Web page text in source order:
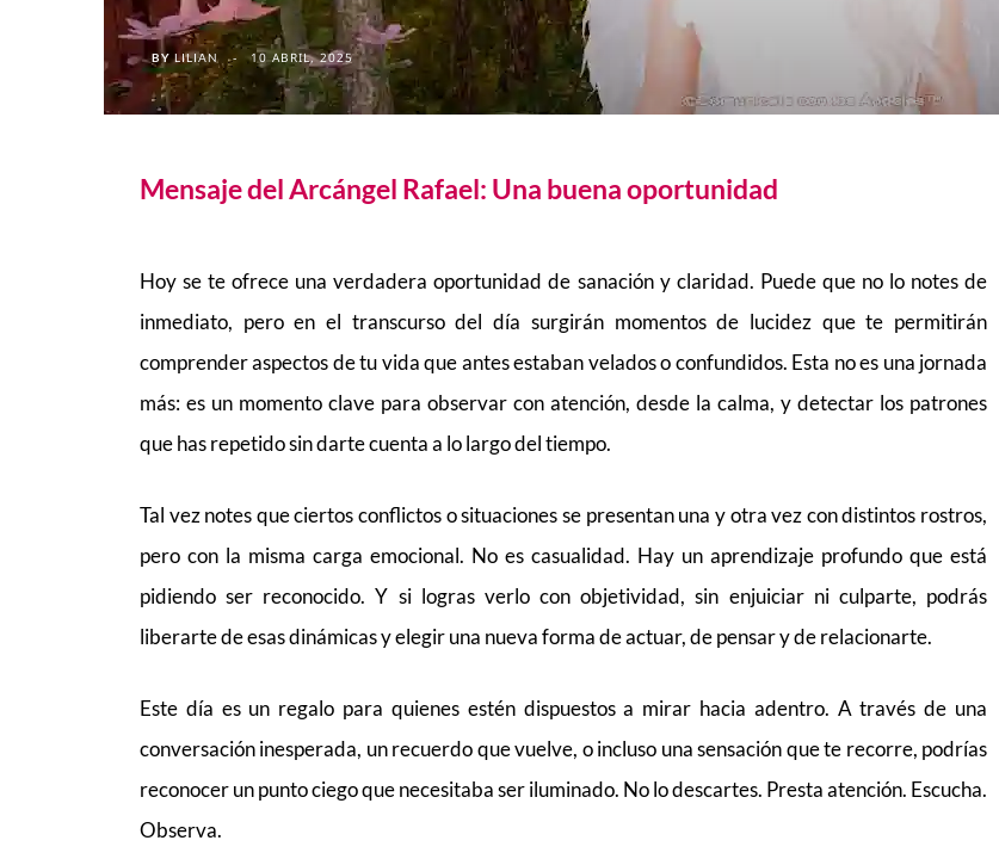
BY LILIAN 10 ABRIL, 2025
Mensaje del Arcángel Rafael: Una buena oportunidad
Hoy se te ofrece una verdadera oportunidad de sanación y claridad. Puede que no lo notes de
inmediato, pero en el transcurso del día surgirán momentos de lucidez que te permitirán
comprender aspectos de tu vida que antes estaban velados o confundidos. Esta no es una jornada
más: es un momento clave para observar con atención, desde la calma, y detectar los patrones
que has repetido sin darte cuenta a lo largo del tiempo.
Tal vez notes que ciertos conflictos o situaciones se presentan una y otra vez con distintos rostros,
pero con la misma carga emocional. No es casualidad. Hay un aprendizaje profundo que está
pidiendo ser reconocido. Y si logras verlo con objetividad, sin enjuiciar ni culparte, podrás
liberarte de esas dinámicas y elegir una nueva forma de actuar, de pensar y de relacionarte.
Este día es un regalo para quienes estén dispuestos a mirar hacia adentro. A través de una
conversación inesperada, un recuerdo que vuelve, o incluso una sensación que te recorre, podrías
reconocer un punto ciego que necesitaba ser iluminado. No lo descartes. Presta atención. Escucha.
Observa.